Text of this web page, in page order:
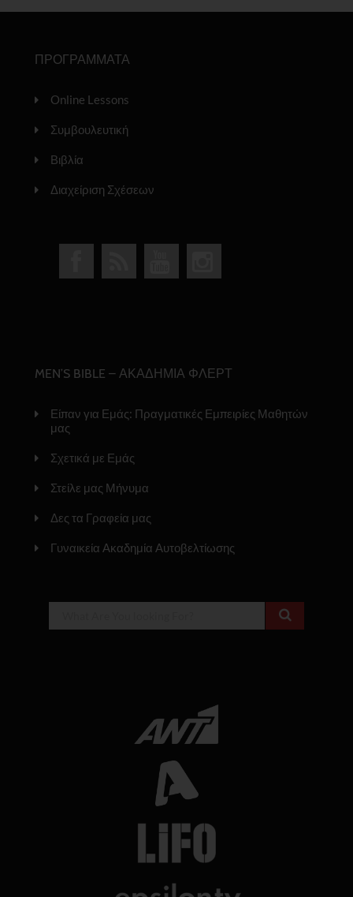
ΠΡΟΓΡΑΜΜΑΤΑ
Online Lessons
Συμβουλευτική
Βιβλία
Διαχείριση Σχέσεων
MEN’S BIBLE – ΑΚΑΔΗΜΙΑ ΦΛΕΡΤ
Είπαν για Εμάς: Πραγματικές Εμπειρίες Μαθητών
μας
Σχετικά με Εμάς
Στείλε μας Μήνυμα
Δες τα Γραφεία μας
Γυναικεία Ακαδημία Αυτοβελτίωσης